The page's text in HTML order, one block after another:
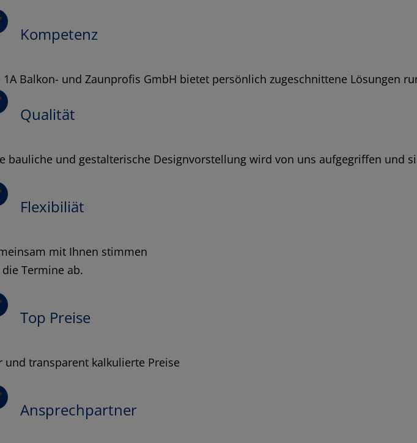
Kompetenz
1A Balkon- und Zaunprofis GmbH bietet persönlich zugeschnittene Lösungen
Qualität
bauliche und gestalterische Designvorstellung wird von uns aufgegriffen und
Flexibiliät
mit Ihnen stimmen
Termine ab.
Top Preise
und transparent kalkulierte Preise
Ansprechpartner